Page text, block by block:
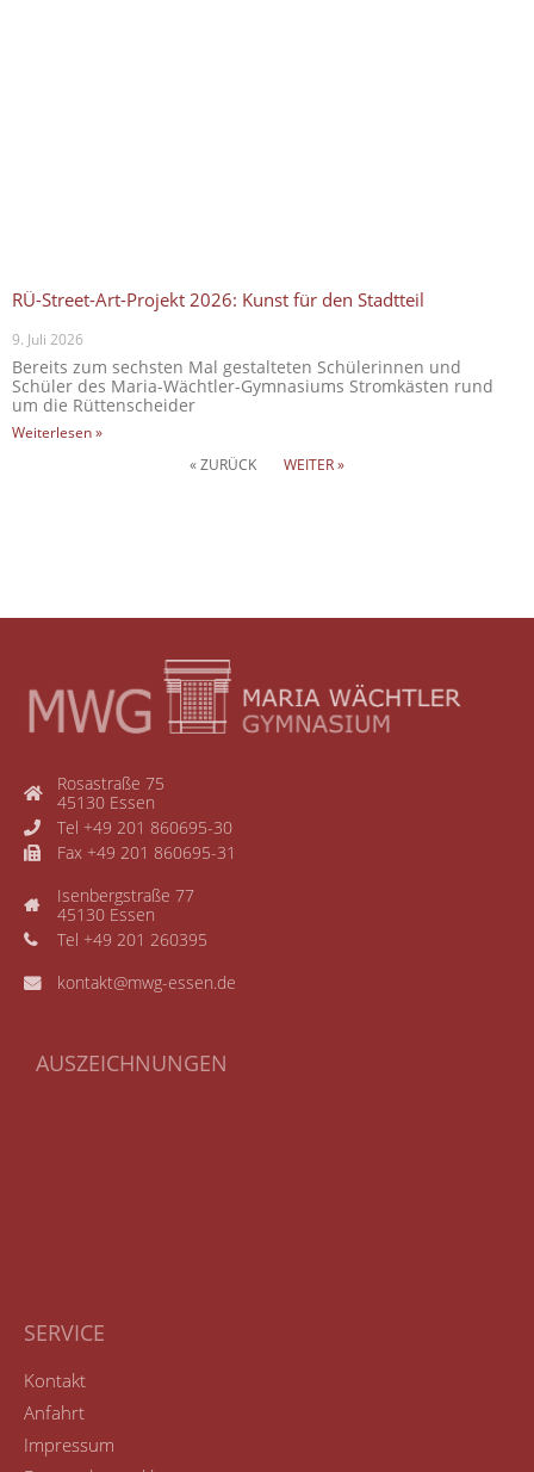
RÜ-Street-Art-Projekt 2026: Kunst für den Stadtteil
9. Juli 2026
Bereits zum sechsten Mal gestalteten Schülerinnen und
Schüler des Maria-Wächtler-Gymnasiums Stromkästen rund
um die Rüttenscheider
Weiterlesen »
« ZURÜCK
WEITER »
Rosastraße 75
45130 Essen
Tel +49 201 860695-30
Fax +49 201 860695-31
Isenbergstraße 77
45130 Essen
Tel +49 201 260395
kontakt@mwg-essen.de
AUSZEICHNUNGEN
SERVICE
Kontakt
Anfahrt
Impressum